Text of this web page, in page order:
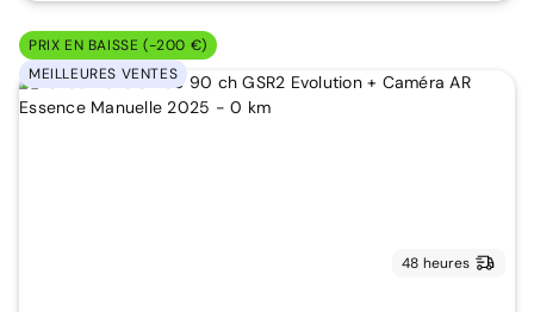
PRIX EN BAISSE (-200 €)
MEILLEURES VENTES
48 heures